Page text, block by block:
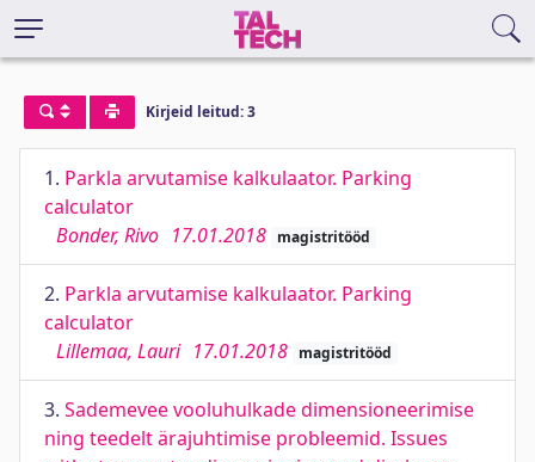
Kirjeid leitud: 3
1. Parkla arvutamise kalkulaator. Parking
calculator
Bonder, Rivo 17.01.2018 magistritööd
2. Parkla arvutamise kalkulaator. Parking
calculator
Lillemaa, Lauri 17.01.2018 magistritööd
3. Sademevee vooluhulkade dimensioneerimise
ning teedelt ärajuhtimise probleemid. Issues